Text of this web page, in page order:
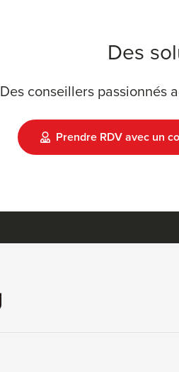
Des
Des conseillers passionnés
Prendre RDV avec un